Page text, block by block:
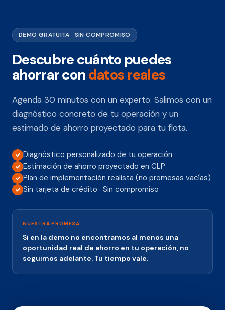
DEMO GRATUITA · SIN COMPROMISO
Descubre cuánto puedes
ahorrar condatos reales
Agenda 30 minutos con un experto. Salimos con un
diagnóstico concreto de tu operación y un
estimado de ahorro proyectado para tu flota.
✓ Diagnóstico personalizado de tu operación
✓ Estimación de ahorro proyectado en CLP
✓ Plan de implementación realista (no promesas vacías)
✓ Sin tarjeta de crédito · Sin compromiso
NUESTRA PROMESA
Si en la demo no encontramos al menos una
oportunidad real de ahorro en tu operación, no
seguimos adelante. Tu tiempo vale.